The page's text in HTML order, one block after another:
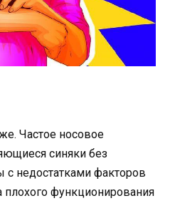
Частое носовое
синяки без
недостатками факторов
плохого функционирования